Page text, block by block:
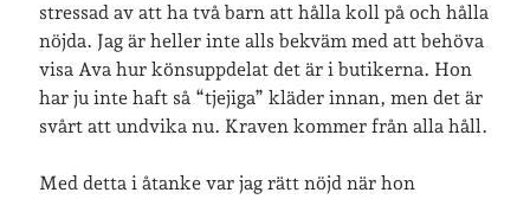
stressad av att ha två barn att hålla koll på och hålla
nöjda. Jag är heller inte alls bekväm med att behöva
visa Ava hur könsuppdelat det är i butikerna. Hon
har ju inte haft så “tjejiga” kläder innan, men det är
svårt att undvika nu. Kraven kommer från alla håll.
Med detta i åtanke var jag rätt nöjd när hon